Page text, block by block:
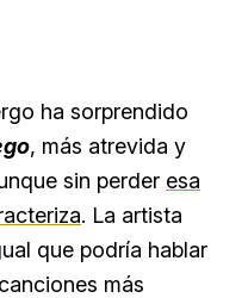
ha sorprendido
, más atrevida y
sin perder esa
. La artista
que podría hablar
más